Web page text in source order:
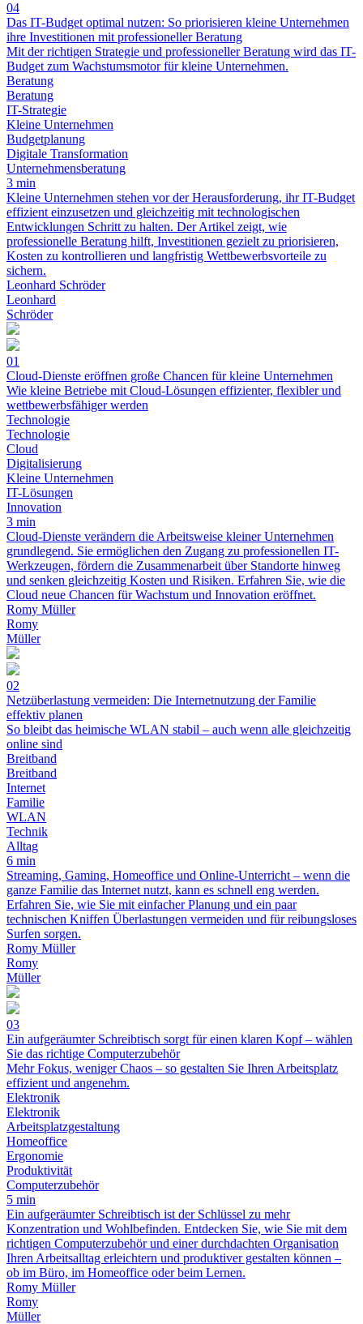
04
Das IT-Budget optimal nutzen: So priorisieren kleine Unternehmen
ihre Investitionen mit professioneller Beratung
Mit der richtigen Strategie und professioneller Beratung wird das IT-
Budget zum Wachstumsmotor für kleine Unternehmen.
Beratung
Beratung
IT-Strategie
Kleine Unternehmen
Budgetplanung
Digitale Transformation
Unternehmensberatung
3 min
Kleine Unternehmen stehen vor der Herausforderung, ihr IT-Budget
effizient einzusetzen und gleichzeitig mit technologischen
Entwicklungen Schritt zu halten. Der Artikel zeigt, wie
professionelle Beratung hilft, Investitionen gezielt zu priorisieren,
Kosten zu kontrollieren und langfristig Wettbewerbsvorteile zu
sichern.
Leonhard Schröder
Leonhard
Schröder
01
Cloud-Dienste eröffnen große Chancen für kleine Unternehmen
Wie kleine Betriebe mit Cloud-Lösungen effizienter, flexibler und
wettbewerbsfähiger werden
Technologie
Technologie
Cloud
Digitalisierung
Kleine Unternehmen
IT-Lösungen
Innovation
3 min
Cloud-Dienste verändern die Arbeitsweise kleiner Unternehmen
grundlegend. Sie ermöglichen den Zugang zu professionellen IT-
Werkzeugen, fördern die Zusammenarbeit über Standorte hinweg
und senken gleichzeitig Kosten und Risiken. Erfahren Sie, wie die
Cloud neue Chancen für Wachstum und Innovation eröffnet.
Romy Müller
Romy
Müller
02
Netzüberlastung vermeiden: Die Internetnutzung der Familie
effektiv planen
So bleibt das heimische WLAN stabil – auch wenn alle gleichzeitig
online sind
Breitband
Breitband
Internet
Familie
WLAN
Technik
Alltag
6 min
Streaming, Gaming, Homeoffice und Online-Unterricht – wenn die
ganze Familie das Internet nutzt, kann es schnell eng werden.
Erfahren Sie, wie Sie mit einfacher Planung und ein paar
technischen Kniffen Überlastungen vermeiden und für reibungsloses
Surfen sorgen.
Romy Müller
Romy
Müller
03
Ein aufgeräumter Schreibtisch sorgt für einen klaren Kopf – wählen
Sie das richtige Computerzubehör
Mehr Fokus, weniger Chaos – so gestalten Sie Ihren Arbeitsplatz
effizient und angenehm.
Elektronik
Elektronik
Arbeitsplatzgestaltung
Homeoffice
Ergonomie
Produktivität
Computerzubehör
5 min
Ein aufgeräumter Schreibtisch ist der Schlüssel zu mehr
Konzentration und Wohlbefinden. Entdecken Sie, wie Sie mit dem
richtigen Computerzubehör und einer durchdachten Organisation
Ihren Arbeitsalltag erleichtern und produktiver gestalten können –
ob im Büro, im Homeoffice oder beim Lernen.
Romy Müller
Romy
Müller